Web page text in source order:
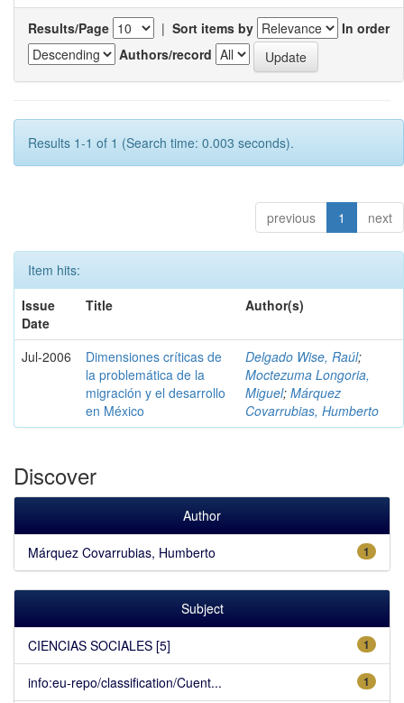
Results/Page | Sort items by
In order
Authors/record
Results 1-1 of 1 (Search time: 0.003 seconds).
previous 1 next
Item hits:
Issue
Date
Title Author(s)
Jul-2006
Dimensiones críticas de
la problemática de la
migración y el desarrollo
en México
Delgado Wise, Raúl;
Moctezuma Longoria,
Miguel; Márquez
Covarrubias, Humberto
Discover
Author
1
Márquez Covarrubias, Humberto
Subject
1
CIENCIAS SOCIALES [5]
1
info:eu-repo/classification/Cuent...